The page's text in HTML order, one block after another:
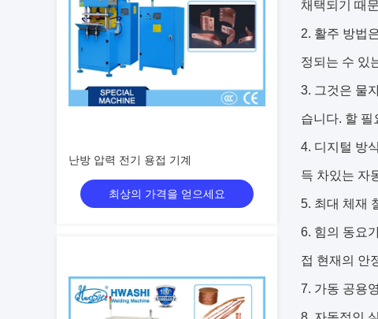
난방 압력 전기 용접 기계
최상의 가격을 얻으세요
채택되기 때
활주 방법
정되는 수 있
그것은 물
습니다. 할 필
디지털 방
득 차있는 자
최대 체재
힘의 동요
접 현재의 안
가동 공용